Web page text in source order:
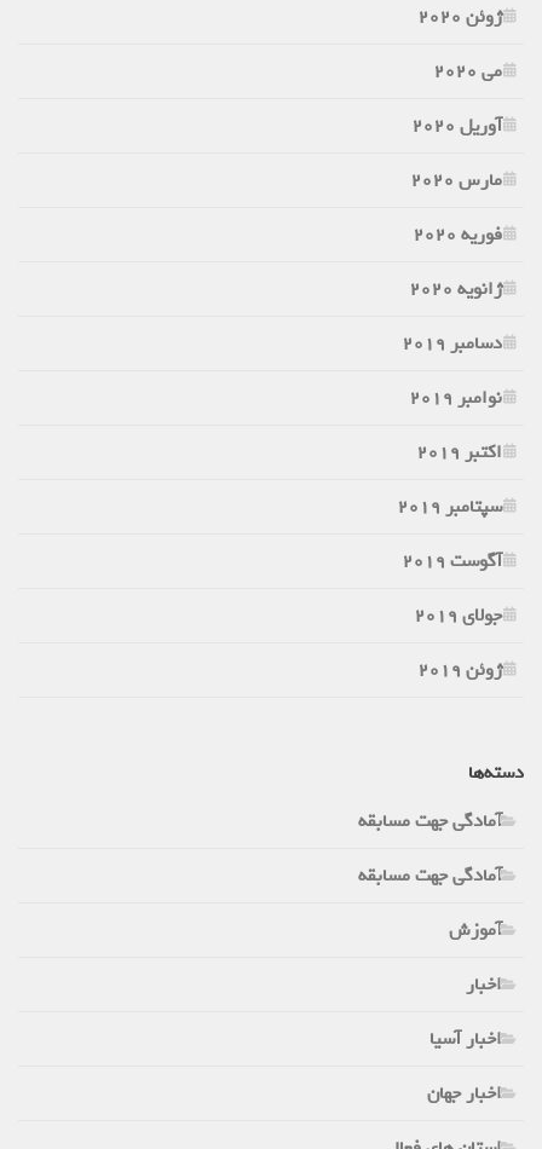
ژوئن 2020
می 2020
آوریل 2020
مارس 2020
فوریه 2020
ژانویه 2020
دسامبر 2019
نوامبر 2019
اکتبر 2019
سپتامبر 2019
آگوست 2019
جولای 2019
ژوئن 2019
دسته‌ها
آمادگی جهت مسابقه
آمادگی جهت مسابقه
آموزش
اخبار
اخبار آسیا
اخبار جهان